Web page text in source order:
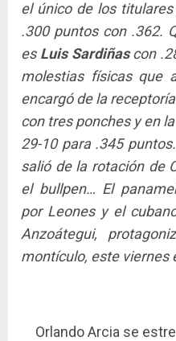
el único de los
.300 puntos con .362.
esLuis Sardiñascon
molestias físicas que
encargó de la
con tres ponches y en
29-10 para .345
salió de la rotación de
el bullpen… El
por Leones y el
Anzoátegui,
montículo, este viernes
Orlando Arcia se